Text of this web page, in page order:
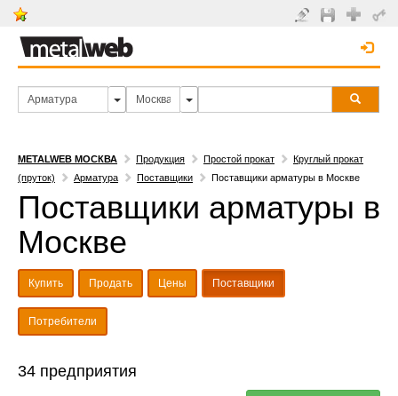
METALWEB МОСКВА Продукция Простой прокат
Круглый прокат
(пруток)
Арматура Поставщики Поставщики арматуры в Москве
Поставщики арматуры в
Москве
Купить Продать Цены Поставщики
Потребители
34 предприятия